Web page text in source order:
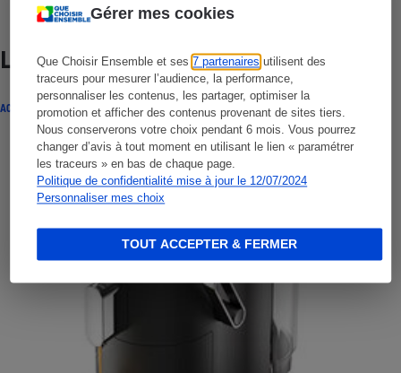
Gérer mes cookies
Que Choisir Ensemble et ses7 partenaires utilisent des
traceurs pour mesurer l’audience, la performance,
personnaliser les contenus, les partager, optimiser la
promotion et afficher des contenus provenant de sites tiers.
Nous conserverons votre choix pendant 6 mois. Vous pourrez
changer d’avis à tout moment en utilisant le lien « paramétrer
les traceurs » en bas de chaque page.
Politique de confidentialité mise à jour le 12/07/2024
Personnaliser mes choix
TOUT ACCEPTER & FERMER
Lire aussi
ACTUALITÉ